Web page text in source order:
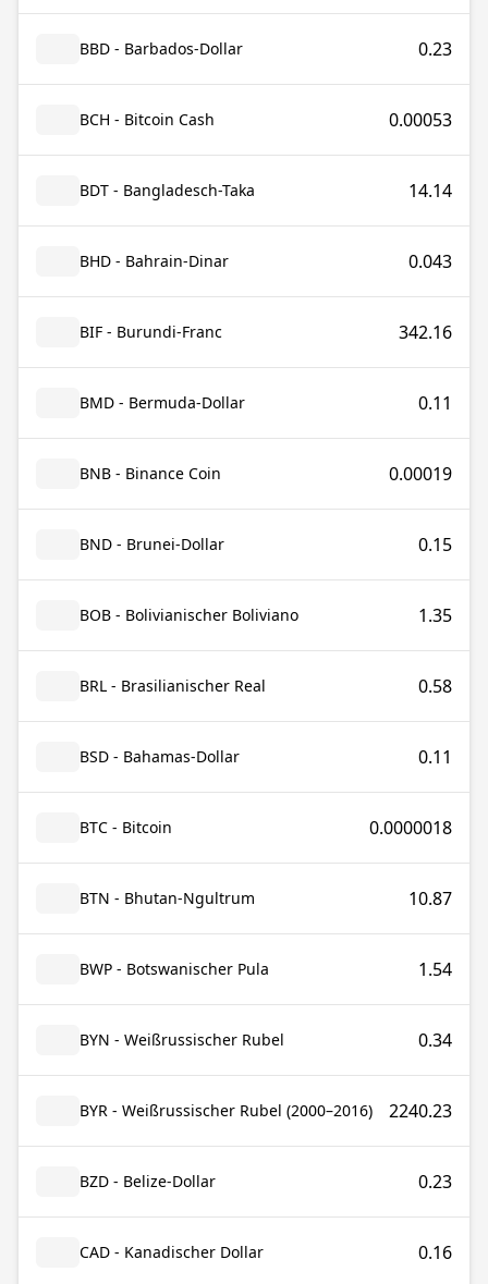
BBD - Barbados-Dollar 0.23
BCH - Bitcoin Cash 0.00053
BDT - Bangladesch-Taka 14.14
BHD - Bahrain-Dinar 0.043
BIF - Burundi-Franc 342.16
BMD - Bermuda-Dollar 0.11
BNB - Binance Coin 0.00019
BND - Brunei-Dollar 0.15
BOB - Bolivianischer Boliviano 1.35
BRL - Brasilianischer Real 0.58
BSD - Bahamas-Dollar 0.11
BTC - Bitcoin 0.0000018
BTN - Bhutan-Ngultrum 10.87
BWP - Botswanischer Pula 1.54
BYN - Weißrussischer Rubel 0.34
BYR - Weißrussischer Rubel (2000–2016) 2240.23
BZD - Belize-Dollar 0.23
CAD - Kanadischer Dollar 0.16